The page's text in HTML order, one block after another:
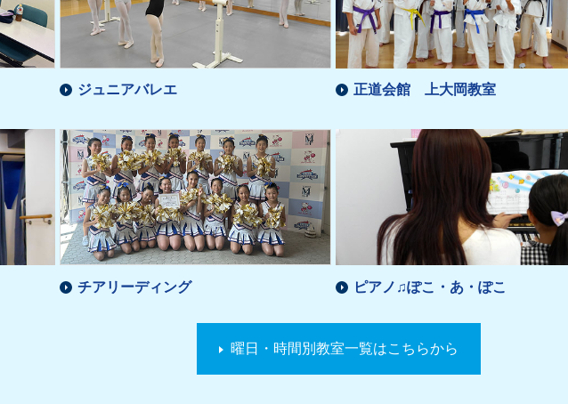
ジュニアバレエ 正道会館 上大岡教室
チアリーディング ピアノ♫ぽこ・あ・ぽこ
曜日・時間別教室一覧はこちらから